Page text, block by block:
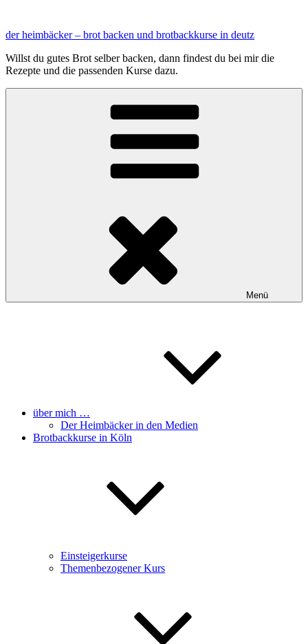
springen
der heimbäcker – brot backen und brotbackkurse in deutz
Willst du gutes Brot selber backen, dann findest du bei mir die
Rezepte und die passenden Kurse dazu.
Menü
über mich …
Der Heimbäcker in den Medien
Brotbackkurse in Köln
Einsteigerkurse
Themenbezogener Kurs